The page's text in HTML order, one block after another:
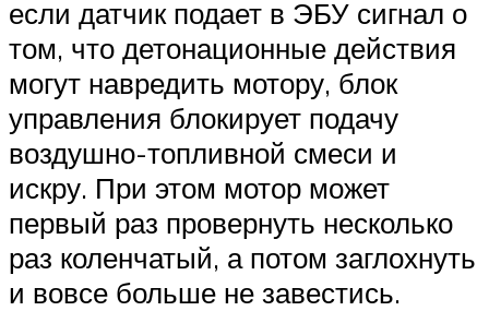
если датчик подает в ЭБУ сигнал о
том, что детонационные действия
могут навредить мотору, блок
управления блокирует подачу
воздушно-топливной смеси и
искру. При этом мотор может
первый раз провернуть несколько
раз коленчатый, а потом заглохнуть
и вовсе больше не завестись.